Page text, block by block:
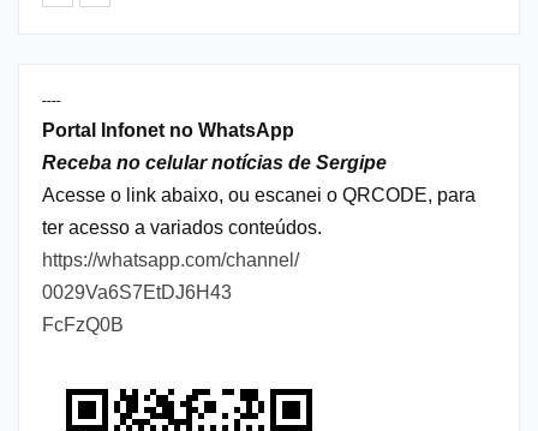
----
Portal Infonet no WhatsApp
Receba no celular notícias de Sergipe
Acesse o link abaixo, ou escanei o QRCODE, para
ter acesso a variados conteúdos.
https://whatsapp.com/channel/
0029Va6S7EtDJ6H43
FcFzQ0B